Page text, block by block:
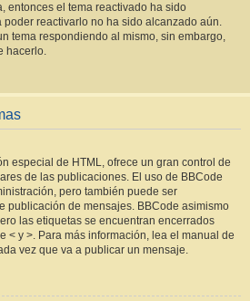
entonces el tema reactivado ha sido
reactivarlo no ha sido alcanzado aún.
tema respondiendo al mismo, sin embargo,
hacerlo.
especial de HTML, ofrece un gran control de
de las publicaciones. El uso de BBCode
pero también puede ser
publicación de mensajes. BBCode asimismo
las etiquetas se encuentran encerrados
< y >. Para más información, lea el manual de
vez que va a publicar un mensaje.